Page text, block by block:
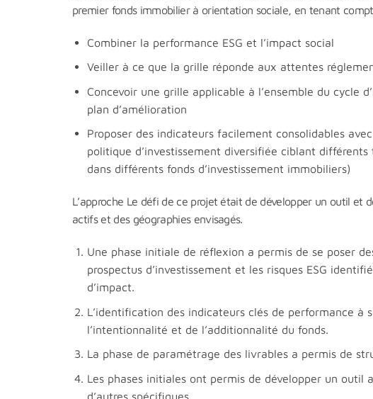
premier fonds immobilier à orientation sociale, en tenant
Combiner la performance ESG et l’impact social
Veiller à ce que la grille réponde aux attentes
Concevoir une grille applicable à l’ensemble du cycle
plan d’amélioration
Proposer des indicateurs facilement consolidables
politique d’investissement diversifiée ciblant
dans différents fonds d’investissement immobiliers)
L’approche Le défi de ce projet était de développer un outil
actifs et des géographies envisagés.
Une phase initiale de réflexion a permis de se poser
prospectus d’investissement et les risques ESG
d’impact.
L’identification des indicateurs clés de performance à
l’intentionnalité et de l’additionnalité du fonds.
La phase de paramétrage des livrables a permis de
Les phases initiales ont permis de développer un
d’autres spécifiques.